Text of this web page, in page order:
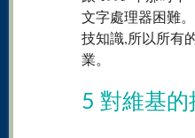
文字處理器困難
技知識,所以所有
業。
5 對維基的